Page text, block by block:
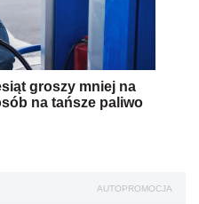
groszy mniej na
na tańsze paliwo
AUTOPROMOCJA